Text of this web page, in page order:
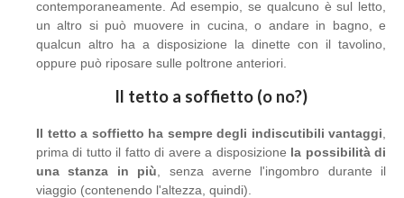
contemporaneamente. Ad esempio, se qualcuno è sul letto,
un altro si può muovere in cucina, o andare in bagno, e
qualcun altro ha a disposizione la dinette con il tavolino,
oppure può riposare sulle poltrone anteriori.
Il tetto a soffietto (o no?)
Il tetto a soffietto ha sempre degli indiscutibili vantaggi
prima di tutto il fatto di avere a disposizione la possibilità di
una stanza in più , senza averne l'ingombro durante il
viaggio (contenendo l'altezza, quindi).